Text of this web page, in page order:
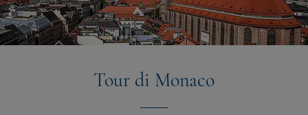
Tour di Monaco